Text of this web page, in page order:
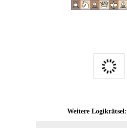
Weitere Logikrätsel: